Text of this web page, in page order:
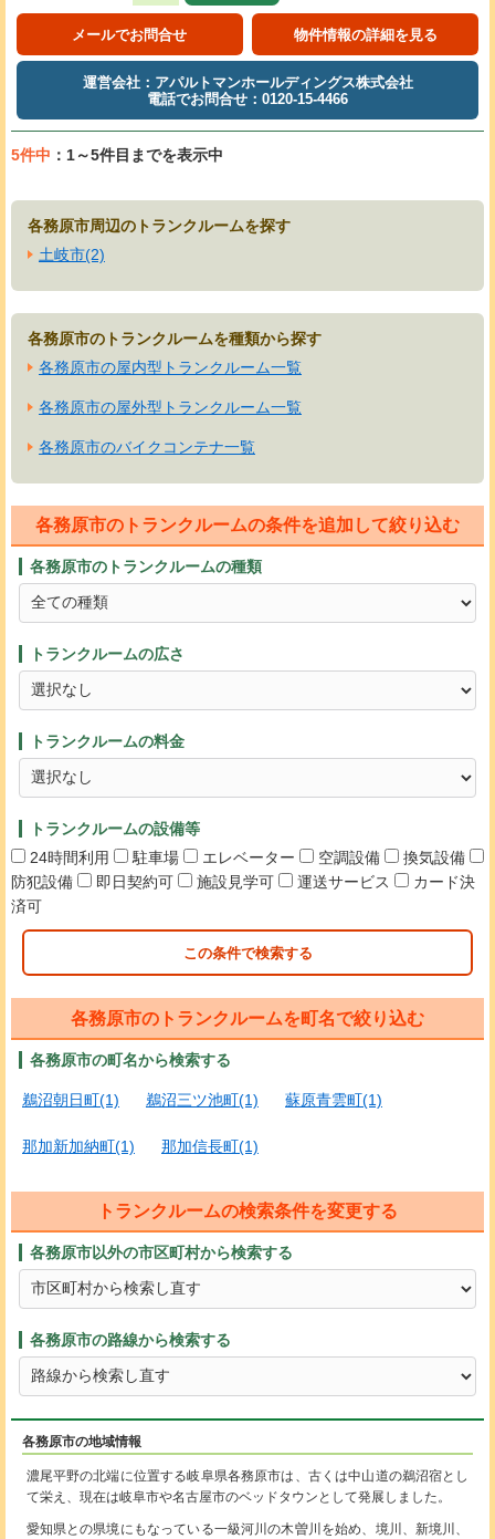
メールでお問合せ 物件情報の詳細を見る
運営会社：アパルトマンホールディングス株式会社
電話でお問合せ：0120-15-4466
5件中 ：1～5件目までを表示中
各務原市周辺のトランクルームを探す
土岐市(2)
各務原市のトランクルームを種類から探す
各務原市の屋内型トランクルーム一覧
各務原市の屋外型トランクルーム一覧
各務原市のバイクコンテナ一覧
各務原市のトランクルームの条件を追加して絞り込む
各務原市のトランクルームの種類
トランクルームの広さ
トランクルームの料金
トランクルームの設備等
24時間利用
駐車場 エレベーター 空調設備
換気設備
防犯設備
即日契約可 施設見学可 運送サービス
カード決
済可
この条件で検索する
各務原市のトランクルームを町名で絞り込む
各務原市の町名から検索する
鵜沼朝日町(1) 鵜沼三ツ池町(1) 蘇原青雲町(1)
那加新加納町(1) 那加信長町(1)
トランクルームの検索条件を変更する
各務原市以外の市区町村から検索する
各務原市の路線から検索する
各務原市の地域情報
濃尾平野の北端に位置する岐阜県各務原市は、古くは中山道の鵜沼宿とし
て栄え、現在は岐阜市や名古屋市のベッドタウンとして発展しました。
愛知県との県境にもなっている一級河川の木曽川を始め、境川、新境川、